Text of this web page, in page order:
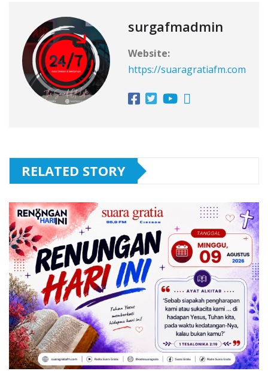
surgafmadmin
Website:
https://suaragratiafm.com
RELATED STORY